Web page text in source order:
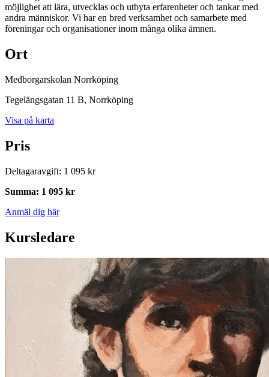
möjlighet att lära, utvecklas och utbyta erfarenheter och tankar med
andra människor. Vi har en bred verksamhet och samarbete med
föreningar och organisationer inom många olika ämnen.
Ort
Medborgarskolan Norrköping
Tegelängsgatan 11 B, Norrköping
Visa på karta
Pris
Deltagaravgift: 1 095 kr
Summa: 1 095 kr
Anmäl dig här
Kursledare